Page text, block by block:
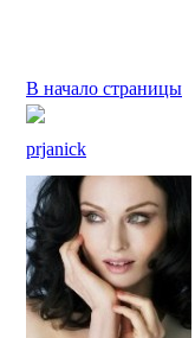
В начало страницы
prjanick